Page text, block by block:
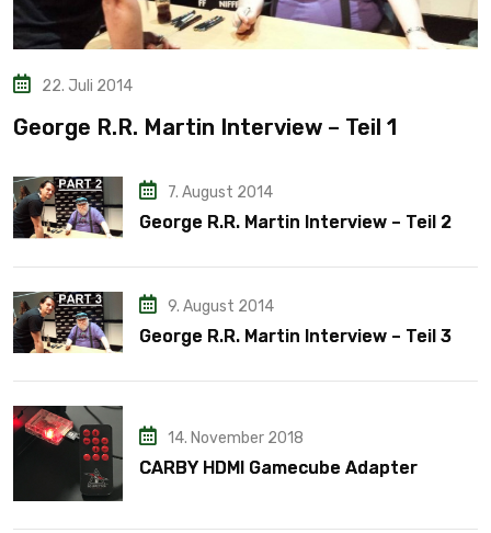
22. Juli 2014
George R.R. Martin Interview – Teil 1
7. August 2014
George R.R. Martin Interview – Teil 2
9. August 2014
George R.R. Martin Interview – Teil 3
14. November 2018
CARBY HDMI Gamecube Adapter